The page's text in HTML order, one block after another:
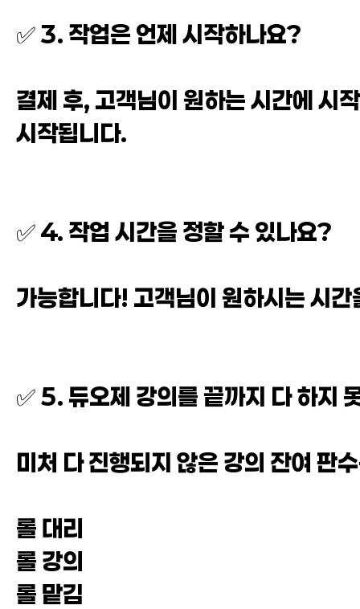
✅ 3. 작업은 언제 시작하나요?
결제 후, 고객님이 원하는 시간에
시작됩니다.
✅ 4. 작업 시간을 정할 수 있나요?
가능합니다! 고객님이 원하시는 시
✅ 5. 듀오제 강의를 끝까지 다 하지
미처 다 진행되지 않은 강의 잔여 판
롤 대리
롤 강의
롤 맡김